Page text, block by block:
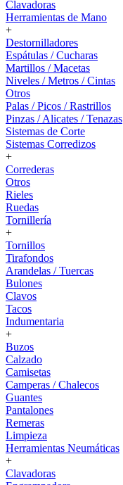
Clavadoras
Herramientas de Mano
+
Destornilladores
Espátulas / Cucharas
Martillos / Macetas
Niveles / Metros / Cintas
Otros
Palas / Picos / Rastrillos
Pinzas / Alicates / Tenazas
Sistemas de Corte
Sistemas Corredizos
+
Correderas
Otros
Rieles
Ruedas
Tornillería
+
Tornillos
Tirafondos
Arandelas / Tuercas
Bulones
Clavos
Tacos
Indumentaria
+
Buzos
Calzado
Camisetas
Camperas / Chalecos
Guantes
Pantalones
Remeras
Limpieza
Herramientas Neumáticas
+
Clavadoras